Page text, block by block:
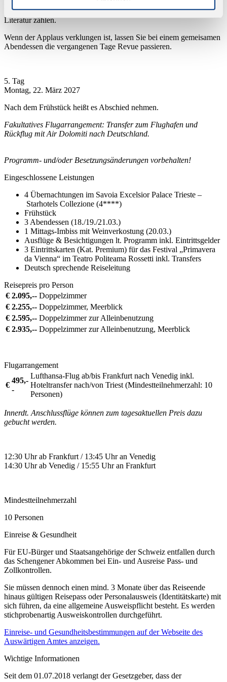
revolutionäre 3. Symphonie, die berühmte „Eroica“. Zwei
Meisterwerke, die bis heute zu den Höhepunkten der sinfonischen
Literatur zählen.
Wenn der Applaus verklungen ist, lassen Sie bei einem gemeisamen
Abendessen die vergangenen Tage Revue passieren.
5. Tag
Montag, 22. März 2027
Nach dem Frühstück heißt es Abschied nehmen.
Fakultatives Flugarrangement: Transfer zum Flughafen und
Rückflug mit Air Dolomiti nach Deutschland.
Programm- und/oder Besetzungsänderungen vorbehalten!
Eingeschlossene Leistungen
4 Übernachtungen im Savoia Excelsior Palace Trieste –
Starhotels Collezione (4****)
Frühstück
3 Abendessen (18./19./21.03.)
1 Mittags-Imbiss mit Weinverkostung (20.03.)
Ausflüge & Besichtigungen lt. Programm inkl. Eintrittsgelder
3 Eintrittskarten (Kat. Premium) für das Festival „Primavera
da Vienna“ im Teatro Politeama Rossetti inkl. Transfers
Deutsch sprechende Reiseleitung
Reisepreis pro Person
€ 2.095,-- Doppelzimmer
€ 2.255,-- Doppelzimmer, Meerblick
€ 2.595,-- Doppelzimmer zur Alleinbenutzung
€ 2.935,-- Doppelzimmer zur Alleinbenutzung, Meerblick
Flugarrangement
€
495,-
-
Lufthansa-Flug ab/bis Frankfurt nach Venedig inkl.
Hoteltransfer nach/von Triest (Mindestteilnehmerzahl: 10
Personen)
Innerdt. Anschlussflüge können zum tagesaktuellen Preis dazu
gebucht werden.
12:30 Uhr ab Frankfurt / 13:45 Uhr an Venedig
14:30 Uhr ab Venedig / 15:55 Uhr an Frankfurt
Mindestteilnehmerzahl
10 Personen
Einreise & Gesundheit
Für EU-Bürger und Staatsangehörige der Schweiz entfallen durch
das Schengener Abkommen bei Ein- und Ausreise Pass- und
Zollkontrollen.
Sie müssen dennoch einen mind. 3 Monate über das Reiseende
hinaus gültigen Reisepass oder Personalausweis (Identitätskarte) mit
sich führen, da eine allgemeine Ausweispflicht besteht. Es werden
stichprobenartig Ausweiskontrollen durchgeführt.
Einreise- und Gesundheitsbestimmungen auf der Webseite des
Auswärtigen Amtes anzeigen.
Wichtige Informationen
Seit dem 01.07.2018 verlangt der Gesetzgeber, dass der